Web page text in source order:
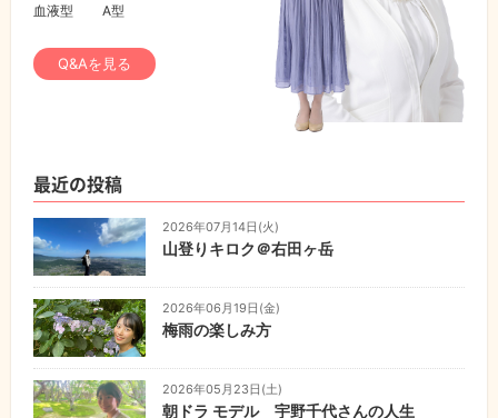
血液型
A型
Q&Aを見る
最近の投稿
2026年07月14日(火)
山登りキロク＠右田ヶ岳
2026年06月19日(金)
梅雨の楽しみ方
2026年05月23日(土)
朝ドラ モデル 宇野千代さんの人生